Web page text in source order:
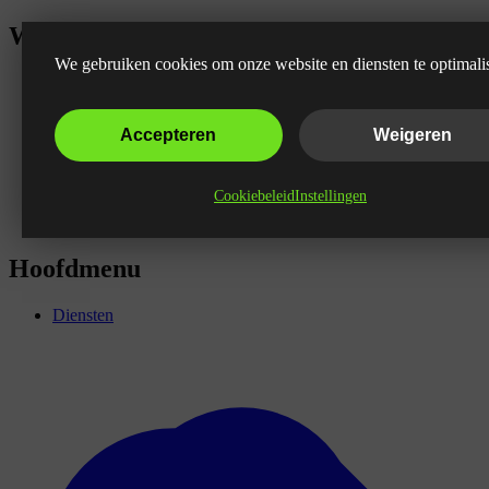
Wat is een Nofollow link?
Hoofdmenu
Diensten
We gebruiken cookies om onze website en diensten te
Accepteren Weigeren
CookiebeleidInstellingen